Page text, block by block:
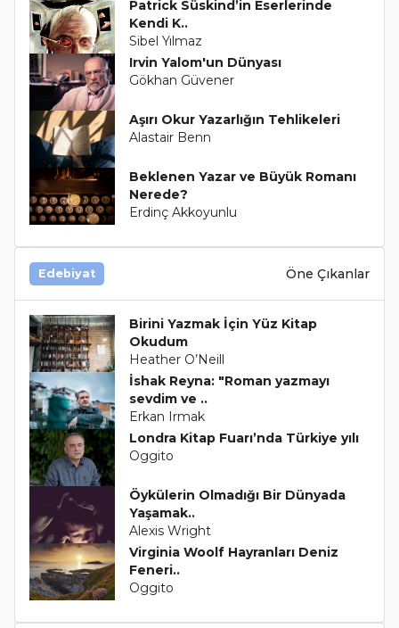
Patrick Süskind’in Eserlerinde
Kendi K..
Sibel Yılmaz
Irvin Yalom'un Dünyası
Gökhan Güvener
Aşırı Okur Yazarlığın Tehlikeleri
Alastair Benn
Beklenen Yazar ve Büyük Romanı
Nerede?
Erdinç Akkoyunlu
Edebiyat Öne Çıkanlar
Birini Yazmak İçin Yüz Kitap
Okudum
Heather O’Neill
İshak Reyna: "Roman yazmayı
sevdim ve ..
Erkan Irmak
Londra Kitap Fuarı’nda Türkiye yılı
Oggito
Öykülerin Olmadığı Bir Dünyada
Yaşamak..
Alexis Wright
Virginia Woolf Hayranları Deniz
Feneri..
Oggito